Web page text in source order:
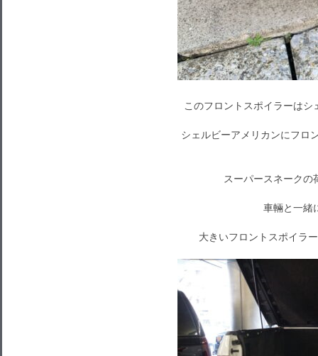
このフロントスポイラーは
シェルビーアメリカンにフロ
スーパースネークの
車輛と一緒
大きいフロントスポイラ